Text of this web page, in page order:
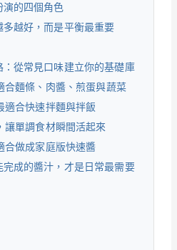
演的四個角色
越好，而是平衡最重要
從常見口味建立你的基礎庫
合麵條、肉醬、煎蛋與蔬菜
適合快速拌麵與拌飯
讓單調食材瞬間活起來
合做成家庭版快速醬
成的醬汁，才是日常最需要